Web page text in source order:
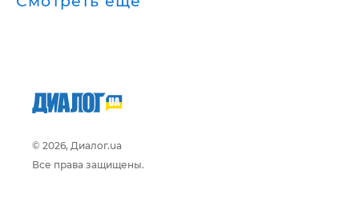
© 2026, Диалог.ua
Все права защищены.